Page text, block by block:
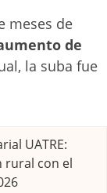
meses de
de
la suba fue
UATRE:
rural con el